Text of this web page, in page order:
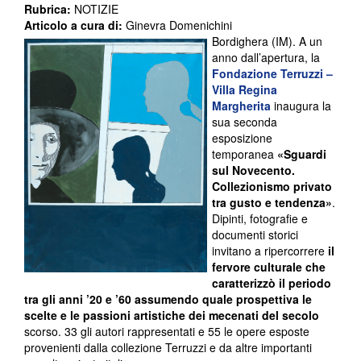
Rubrica: NOTIZIE
Articolo a cura di: Ginevra Domenichini
Bordighera (IM). A un
anno dall’apertura, la
Fondazione Terruzzi –
Villa Regina
Margheritainaugura la
sua seconda
esposizione
temporanea «Sguardi
sul Novecento.
Collezionismo privato
tra gusto e tendenza».
Dipinti, fotografie e
documenti storici
invitano a ripercorrere il
fervore culturale che
caratterizzò il periodo
tra gli anni ’20 e ’60 assumendo quale prospettiva le
scelte e le passioni artistiche dei mecenati del secolo
scorso. 33 gli autori rappresentati e 55 le opere esposte
provenienti dalla collezione Terruzzi e da altre importanti